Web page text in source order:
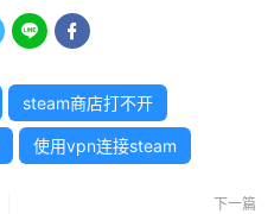
 
steam商店打不开
使用vpn连接steam
下一篇